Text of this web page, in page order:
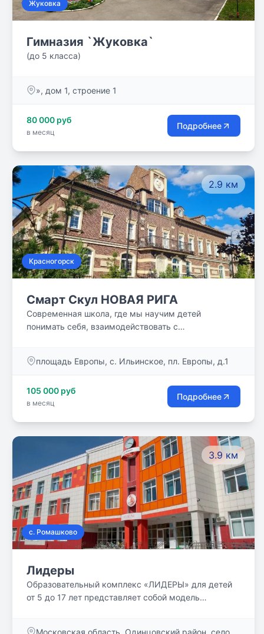
Жуковка
Гимназия `Жуковка`
(до 5 класса)
», дом 1, строение 1
80 000 руб
в месяц
Подробнее
2.9 км
Красногорск
Смарт Скул НОВАЯ РИГА
Современная школа, где мы научим детей
понимать себя, взаимодействовать с
перед трудностями.
площадь Европы, с. Ильинское, пл. Европы, д.1
105 000 руб
в месяц
Подробнее
3.9 км
с. Ромашково
Лидеры
Образовательный комплекс «ЛИДЕРЫ» для детей
от 5 до 17 лет представляет собой модель
Московская область, Одинцовский район, село